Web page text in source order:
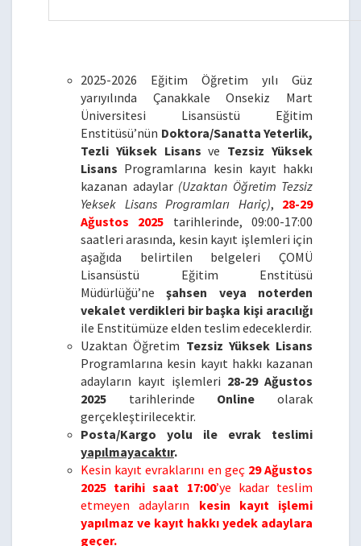
2025-2026 Eğitim Öğretim yılı Güz
yarıyılında Çanakkale Onsekiz Mart
Üniversitesi Lisansüstü Eğitim
Enstitüsü’nün Doktora/Sanatta Yeterlik,
Tezli Yüksek Lisans ve Tezsiz Yüksek
Lisans Programlarına kesin kayıt hakkı
kazanan adaylar (Uzaktan Öğretim Tezsiz
Yeksek Lisans Programları Hariç), 28-29
Ağustos 2025
tarihlerinde, 09:00-17:00
saatleri arasında, kesin kayıt işlemleri için
aşağıda belirtilen belgeleri ÇOMÜ
Lisansüstü Eğitim Enstitüsü
Müdürlüğü’neşahsen veya noterden
vekalet verdikleri bir başka kişi aracılığı
ile Enstitümüze elden teslim edeceklerdir.
Uzaktan Öğretim Tezsiz Yüksek Lisans
Programlarına kesin kayıt hakkı kazanan
adayların kayıt işlemleri 28-29 Ağustos
2025 tarihlerinde Online olarak
gerçekleştirilecektir.
Posta/Kargo yolu ile evrak teslimi
yapılmayacaktır.
Kesin kayıt evraklarını en geç 29 Ağustos
2025 tarihi saat 17:00’ye kadar teslim
etmeyen adayların kesin kayıt işlemi
yapılmaz ve kayıt hakkı yedek adaylara
geçer.